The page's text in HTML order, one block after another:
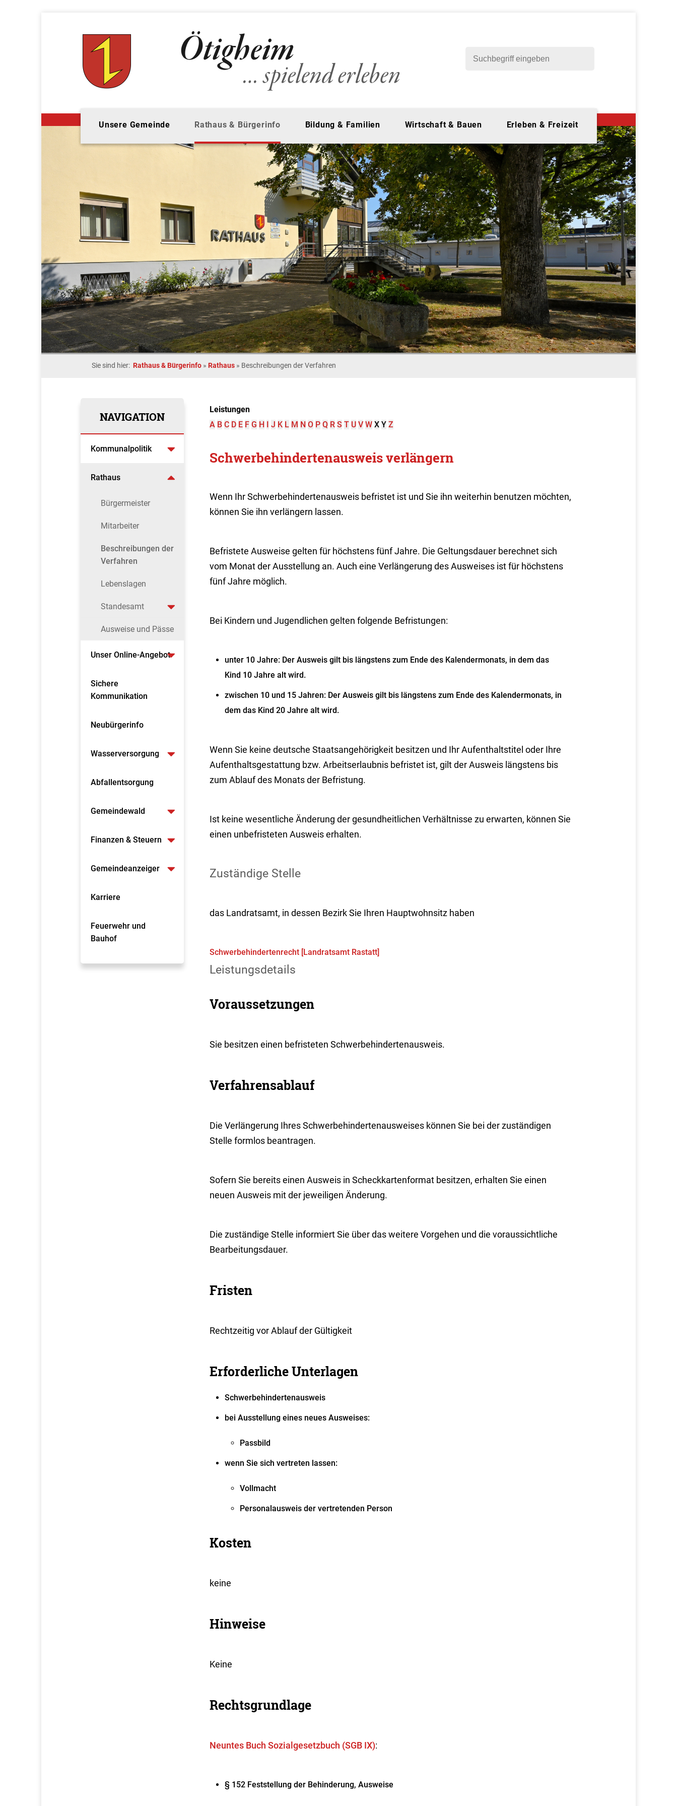
Unsere Gemeinde Rathaus & Bürgerinfo Bildung & Familien Wirtschaft & Bauen Erleben & Freizeit
Sie sind hier: Rathaus & Bürgerinfo » Rathaus » Beschreibungen der Verfahren
NAVIGATION
Kommunalpolitik
Rathaus
Bürgermeister
Mitarbeiter
Beschreibungen der
Verfahren
Lebenslagen
Standesamt
Ausweise und Pässe
Unser Online-Angebot
Sichere
Kommunikation
Neubürgerinfo
Wasserversorgung
Abfallentsorgung
Gemeindewald
Finanzen & Steuern
Gemeindeanzeiger
Karriere
Feuerwehr und
Bauhof
Leistungen
A B C D E F G H I J K L M N O P Q R S T U V W X Y Z
Schwerbehindertenausweis verlängern
Wenn Ihr Schwerbehindertenausweis befristet ist und Sie ihn weiterhin benutzen möchten,
können Sie ihn verlängern lassen.
Befristete Ausweise gelten für höchstens fünf Jahre. Die Geltungsdauer berechnet sich
vom Monat der Ausstellung an. Auch eine Verlängerung des Ausweises ist für höchstens
fünf Jahre möglich.
Bei Kindern und Jugendlichen gelten folgende Befristungen:
unter 10 Jahre: Der Ausweis gilt bis längstens zum Ende des Kalendermonats, in dem das
Kind 10 Jahre alt wird.
zwischen 10 und 15 Jahren: Der Ausweis gilt bis längstens zum Ende des Kalendermonats, in
dem das Kind 20 Jahre alt wird.
Wenn Sie keine deutsche Staatsangehörigkeit besitzen und Ihr Aufenthaltstitel oder Ihre
Aufenthaltsgestattung bzw. Arbeitserlaubnis befristet ist, gilt der Ausweis längstens bis
zum Ablauf des Monats der Befristung.
Ist keine wesentliche Änderung der gesundheitlichen Verhältnisse zu erwarten, können Sie
einen unbefristeten Ausweis erhalten.
Zuständige Stelle
das Landratsamt, in dessen Bezirk Sie Ihren Hauptwohnsitz haben
Schwerbehindertenrecht [Landratsamt Rastatt]
Leistungsdetails
Voraussetzungen
Sie besitzen einen befristeten Schwerbehindertenausweis.
Verfahrensablauf
Die Verlängerung Ihres Schwerbehindertenausweises können Sie bei der zuständigen
Stelle formlos beantragen.
Sofern Sie bereits einen Ausweis in Scheckkartenformat besitzen, erhalten Sie einen
neuen Ausweis mit der jeweiligen Änderung.
Die zuständige Stelle informiert Sie über das weitere Vorgehen und die voraussichtliche
Bearbeitungsdauer.
Fristen
Rechtzeitig vor Ablauf der Gültigkeit
Erforderliche Unterlagen
Schwerbehindertenausweis
bei Ausstellung eines neues Ausweises:
Passbild
wenn Sie sich vertreten lassen:
Vollmacht
Personalausweis der vertretenden Person
Kosten
keine
Hinweise
Keine
Rechtsgrundlage
Neuntes Buch Sozialgesetzbuch (SGB IX):
§ 152 Feststellung der Behinderung, Ausweise